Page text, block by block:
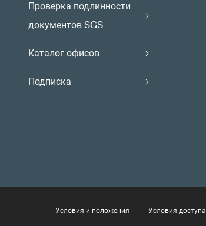
Проверка подлинности
документов SGS
Каталог офисов
Подписка
Условия и положения Условия доступа